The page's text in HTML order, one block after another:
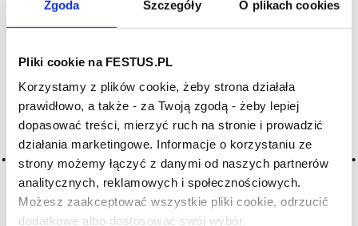
Zgoda Szczegóły O plikach cookies
Pliki cookie na FESTUS.PL
Korzystamy z plików cookie, żeby strona działała
prawidłowo, a także - za Twoją zgodą - żeby lepiej
dopasować treści, mierzyć ruch na stronie i prowadzić
działania marketingowe. Informacje o korzystaniu ze
strony możemy łączyć z danymi od naszych partnerów
analitycznych, reklamowych i społecznościowych.
Możesz zaakceptować wszystkie pliki cookie, odrzucić
dodatkowe albo dostosować swój wybór.
NAJNOWSZE WPISY:
Włoskie wina bez tajemnic – Barolo, Montepulciano, Chianti